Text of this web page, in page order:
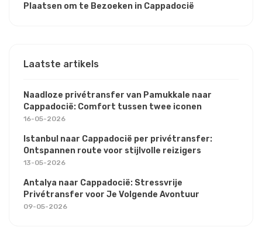
Plaatsen om te Bezoeken in Cappadocië
Laatste artikels
Naadloze privétransfer van Pamukkale naar
Cappadocië: Comfort tussen twee iconen
16-05-2026
Istanbul naar Cappadocië per privétransfer:
Ontspannen route voor stijlvolle reizigers
13-05-2026
Antalya naar Cappadocië: Stressvrije
Privétransfer voor Je Volgende Avontuur
09-05-2026